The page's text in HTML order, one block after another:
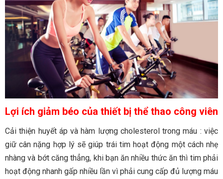
Lợi ích giảm béo của thiết bị thể thao công viên
Cải thiện huyết áp và hàm lượng cholesterol trong máu : việc
giữ cân nặng hợp lý sẽ giúp trái tim hoạt động một cách nhẹ
nhàng và bớt căng thẳng, khi bạn ăn nhiều thức ăn thì tim phải
hoạt động nhanh gấp nhiều lần vì phải cung cấp đủ lượng máu